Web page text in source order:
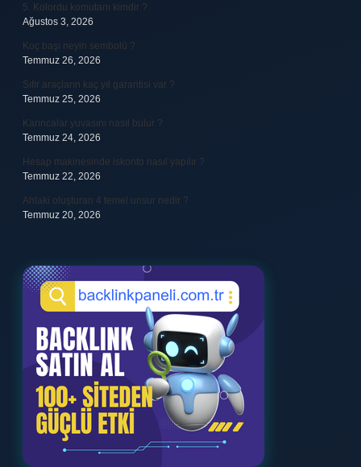
5. Kolordu komutanı kimdir ?
Ağustos 3, 2026
Koç başı neyin sembolü ?
Temmuz 26, 2026
Sıfır araçların kaç yıl garantisi var ?
Temmuz 25, 2026
Karıncalar yuvasını nasıl bulur ?
Temmuz 24, 2026
Hesap makinesinde iskonto nasıl yapılır ?
Temmuz 22, 2026
Ahlaki oluşturan 4 temel unsur nedir ?
Temmuz 20, 2026